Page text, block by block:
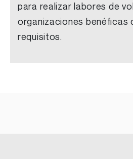
para realizar labores de
organizaciones benéficas
requisitos.